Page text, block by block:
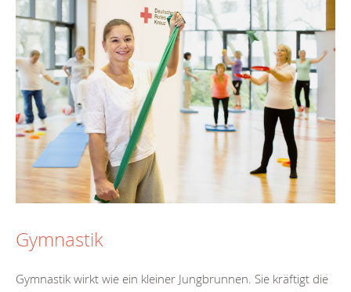
Gymnastik
Gymnastik wirkt wie ein kleiner Jungbrunnen. Sie kräftigt die